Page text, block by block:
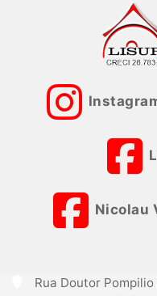
Nicolau
Rua Doutor